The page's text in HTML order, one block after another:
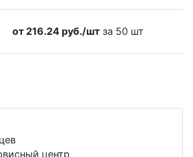
от 216.24 руб./шт за 50 шт
центр